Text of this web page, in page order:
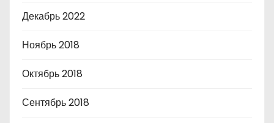
Декабрь 2022
Ноябрь 2018
Октябрь 2018
Сентябрь 2018